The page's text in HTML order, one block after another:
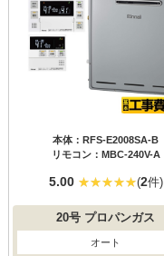
本体：RFS-E2008SA-B
リモコン：MBC-240V-A
5.00 (2件)
20号 プロパンガス
オート